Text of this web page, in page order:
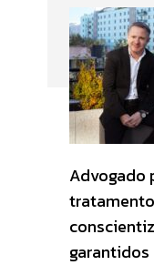
Advogado